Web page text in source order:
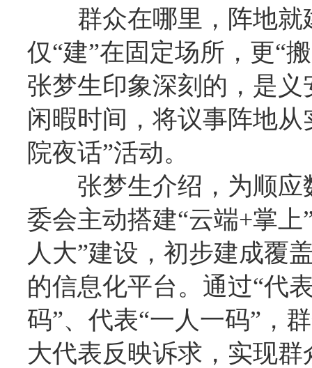
群众在哪里，阵地
仅“建”在固定场所，更“
张梦生印象深刻的，是
闲暇时间，将议事阵地
院夜话”活动。
张梦生介绍，为顺
委会主动搭建“云端+掌
人大”建设，初步建成覆
的信息化平台。通过“代
码”、代表“一人一码”，
大代表反映诉求，实现群